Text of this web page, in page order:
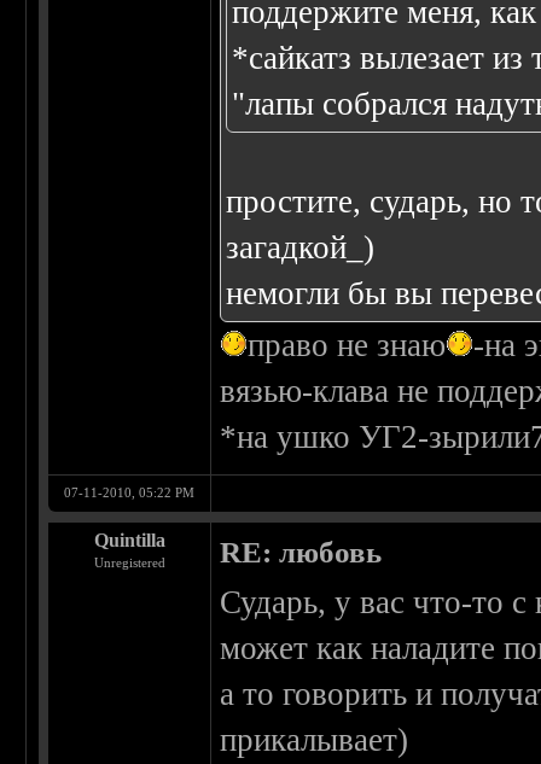
поддержите меня,
*сайкатз вылезает
"лапы собрался
простите, сударь, но
загадкой_)
немогли бы вы
право не знаю
-на
вязью-клава не
*на ушко УГ2-
07-11-2010, 05:22 PM
Quintilla
Unregistered RE: любовь
Сударь, у вас что-то
может как наладите
а то говорить и
прикалывает)